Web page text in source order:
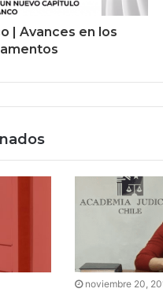
| Avances en los
noviembre 20,